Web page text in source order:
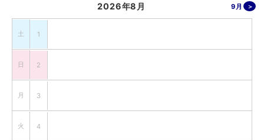
2026年8月 9月
土 1
日 2
月 3
火 4